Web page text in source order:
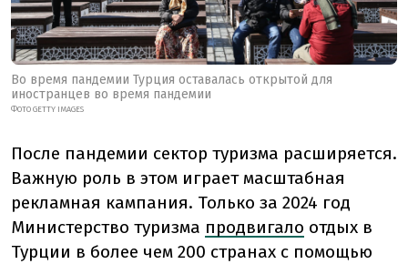
Во время пандемии Турция оставалась открытой для
иностранцев во время пандемии
ФОТО GETTY IMAGES
После пандемии сектор туризма расширяется.
Важную роль в этом играет масштабная
рекламная кампания. Только за 2024 год
Министерство туризма продвигало отдых в
Турции в более чем 200 странах с помощью